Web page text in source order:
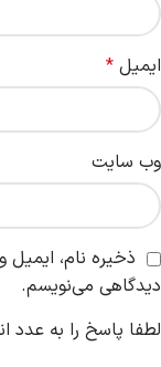
ایمیل *
وب‌ سایت
ذخیره نام، ایمیل
دیدگاهی می‌نویسم.
لطفا پاسخ را به عدد